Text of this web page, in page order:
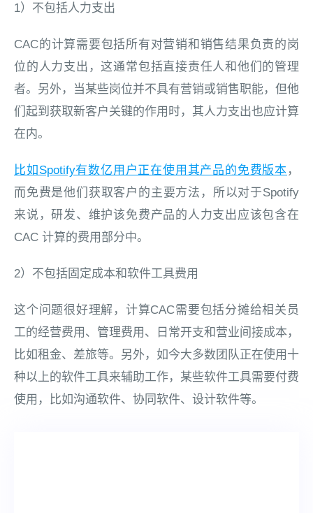
1）不包括人力支出
CAC的计算需要包括所有对营销和销售结果负责的岗
位的人力支出，这通常包括直接责任人和他们的管理
者。另外，当某些岗位并不具有营销或销售职能，但他
们起到获取新客户关键的作用时，其人力支出也应计算
在内。
比如Spotify有数亿用户正在使用其产品的免费版本 ，
而免费是他们获取客户的主要方法，所以对于Spotify
来说，研发、维护该免费产品的人力支出应该包含在
CAC 计算的费用部分中。
2）不包括固定成本和软件工具费用
这个问题很好理解，计算CAC需要包括分摊给相关员
工的经营费用、管理费用、日常开支和营业间接成本，
比如租金、差旅等。另外，如今大多数团队正在使用十
种以上的软件工具来辅助工作，某些软件工具需要付费
使用，比如沟通软件、协同软件、设计软件等。